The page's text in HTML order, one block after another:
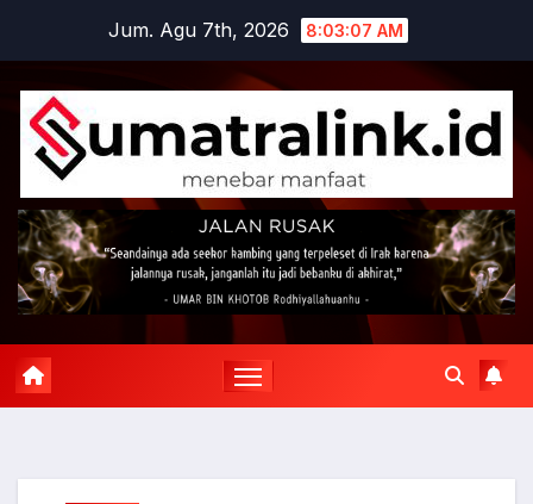
content
Jum. Agu 7th, 2026 8:03:08 AM